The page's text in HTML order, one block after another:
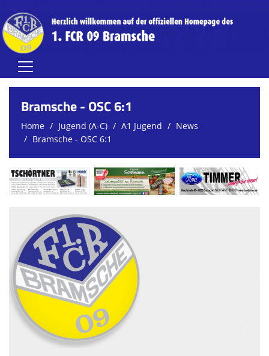
Home
Herren
Damen
Jugend (A-C)
Jugend (D-G)
Vereinsnews
Verein
FCR-Clubhaus
Sponsoren
Vorstand & Mitarbeiter
Stadionzeitung
Bramsche - OSC 6:1
Home Jugend (A-C) A1 Jugend
News
Bramsche - OSC 6:1